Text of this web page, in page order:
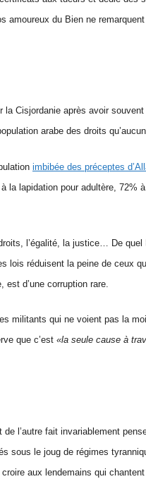
amoureux du Bien ne
la Cisjordanie après avoir
arabe des droits
imbibée des préceptes
la lapidation pour adultère, 72%
l’égalité, la justice… De
lois réduisent la peine de ceux
est d’une corruption rare.
militants qui ne voient pas la
que c’est «la seule cause à
l’autre fait invariablement
sous le joug de régimes
aux lendemains qui